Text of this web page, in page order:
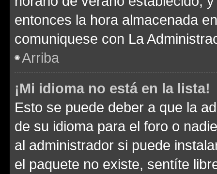
entonces la hora almacenada
comuniquese con La
Arriba
¡Mi idioma no está en la lista!
Esto se puede deber a que la
de su idioma para el foro o
al administrador si puede
el paquete no existe, sentíte